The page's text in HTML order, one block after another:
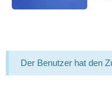
Der Benutzer hat den